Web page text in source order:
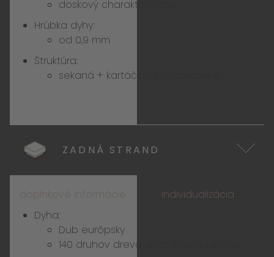
doskový charakter natur
Hrúbka dyhy:
od 0,9 mm
Štruktúra:
sekaná + kartáčovaná abrazívne
ZADNÁ STRAND
doplnkové informácie
Individualizácia
Dyha:
Dub európsky
140 druhov dreva: